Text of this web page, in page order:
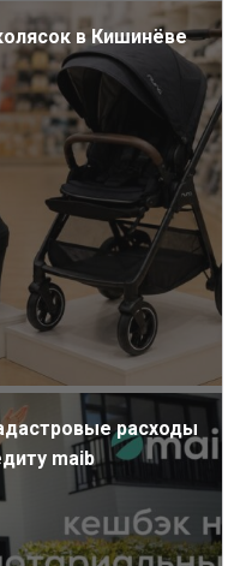
в Кишинёве
расходы
maib